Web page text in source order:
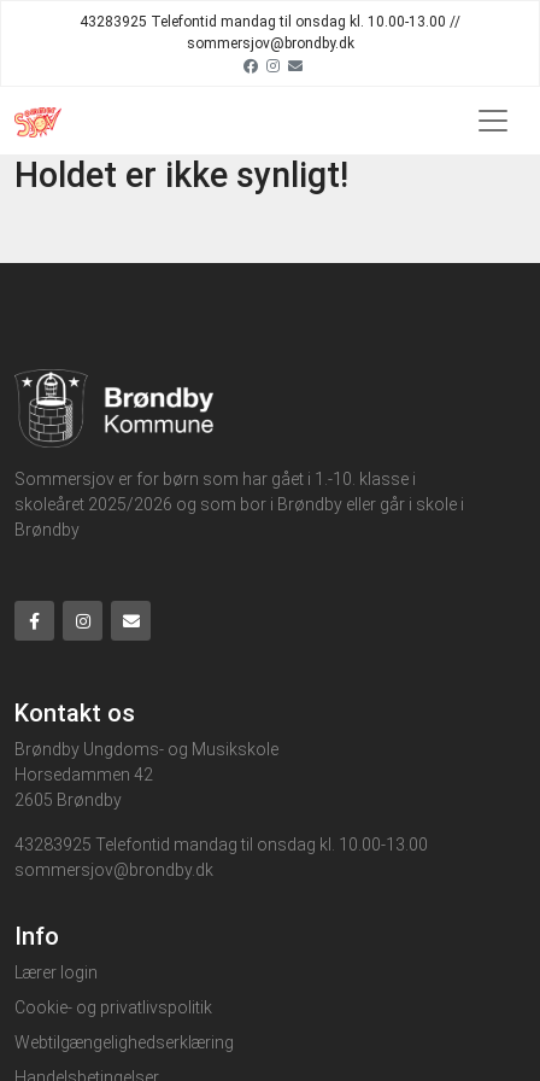
43283925 Telefontid mandag til onsdag kl. 10.00-13.00 //
sommersjov@brondby.dk
Holdet er ikke synligt!
Sommersjov er for børn som har gået i 1.-10. klasse i
skoleåret 2025/2026 og som bor i Brøndby eller går i skole i
Brøndby
Kontakt os
Brøndby Ungdoms- og Musikskole
Horsedammen 42
2605 Brøndby
43283925 Telefontid mandag til onsdag kl. 10.00-13.00
sommersjov@brondby.dk
Info
Lærer login
Cookie- og privatlivspolitik
Webtilgængelighedserklæring